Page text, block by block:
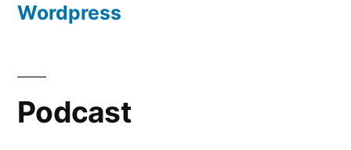
Wordpress
Podcast